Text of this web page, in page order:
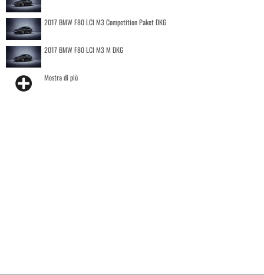
2017 BMW F80 LCI M3 Competition Paket DKG
2017 BMW F80 LCI M3 M DKG
Mostra di più